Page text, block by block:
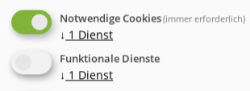
Mac-Nutzer sind
Cyberattacken
Notwendige Cookies(immer erforderlich)
↓ 1 Dienst
Funktionale Dienste
↓ 1 Dienst